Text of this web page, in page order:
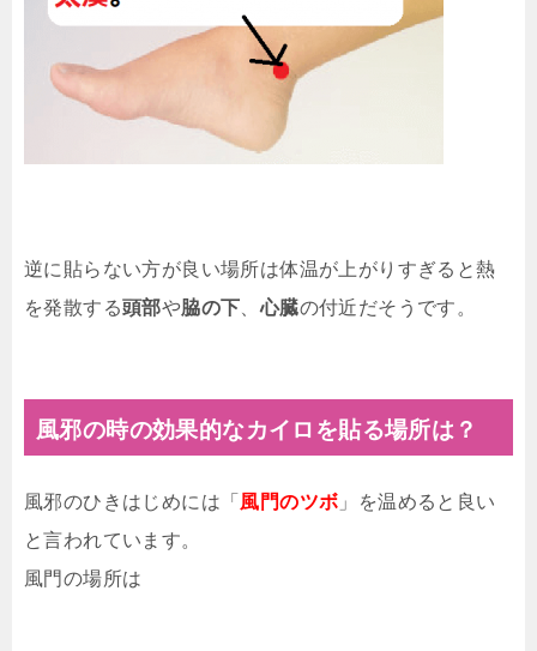
逆に貼らない方が良い場所は体温が上がりすぎると熱
を発散する頭部や脇の下 、心臓の付近だそうです。
風邪の時の効果的なカイロを貼る場所は？
風邪のひきはじめには「 風門のツボ 」を温めると良い
と言われています。
風門の場所は